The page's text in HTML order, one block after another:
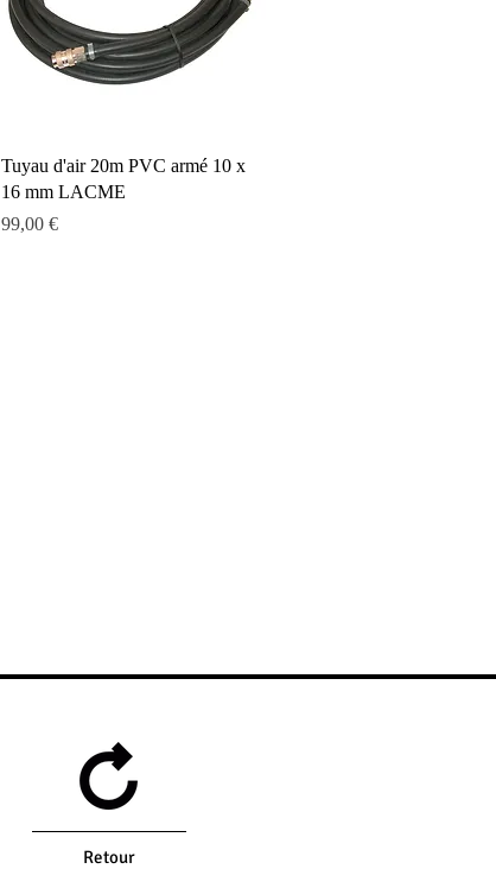
Aperçu rapide
Tuyau d'air 20m PVC armé 10 x
16 mm LACME
Prix
99,00 €
Retour